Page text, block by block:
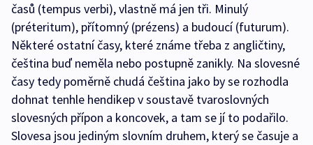
časů (tempus verbi), vlastně má jen tři. Minulý
(préteritum), přítomný (prézens) a budoucí (futurum).
Některé ostatní časy, které známe třeba z angličtiny,
čeština buď neměla nebo postupně zanikly. Na slovesné
časy tedy poměrně chudá čeština jako by se rozhodla
dohnat tenhle hendikep v soustavě tvaroslovných
slovesných přípon a koncovek, a tam se jí to podařilo.
Slovesa jsou jediným slovním druhem, který se časuje a